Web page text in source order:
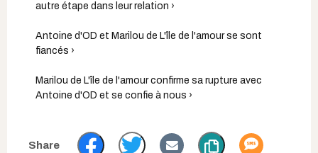
autre étape dans leur relation ›
Antoine d'OD et Marilou de L'île de l'amour se sont
fiancés ›
Marilou de L'île de l'amour confirme sa rupture avec
Antoine d'OD et se confie à nous ›